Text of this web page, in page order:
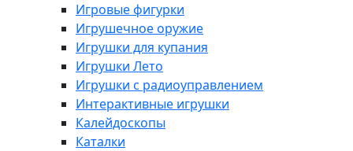
Игровые фигурки
Игрушечное оружие
Игрушки для купания
Игрушки Лето
Игрушки с радиоуправлением
Интерактивные игрушки
Калейдоскопы
Каталки